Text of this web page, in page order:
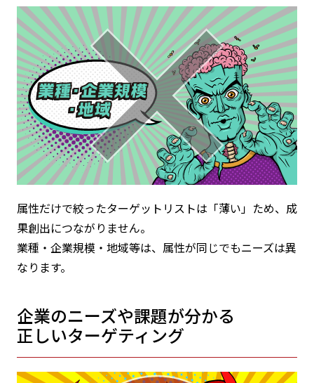
属性だけで絞ったターゲットリストは「薄い」ため、成
果創出につながりません。
業種・企業規模・地域等は、属性が同じでもニーズは異
なります。
企業のニーズや課題が分かる
正しいターゲティング